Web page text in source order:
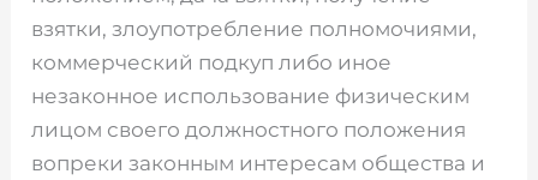
взятки, злоупотребление полномочиями,
коммерческий подкуп либо иное
незаконное использование физическим
лицом своего должностного положения
вопреки законным интересам общества и